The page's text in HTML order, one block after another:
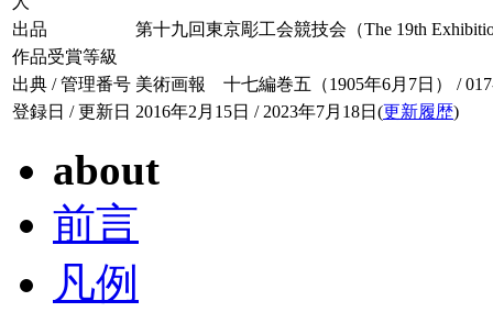
出品
第十九回東京彫工会競技会（The 19th
作品受賞等級
出典 / 管理番号 美術画報 十七編巻五（1905年6月7日） /
登録日 / 更新日 2016年2月15日 / 2023年7月18日(更新履歴)
about
前言
凡例